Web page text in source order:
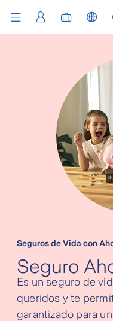
Seguros de Vida con
Seguro
Es un seguro de
queridos y te
garantizado para